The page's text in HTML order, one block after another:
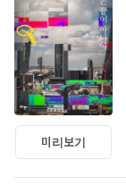
동
미리보기